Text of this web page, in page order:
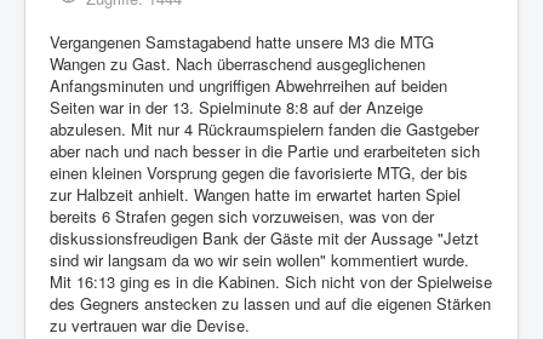
Vergangenen Samstagabend hatte unsere M3 die MTG
Wangen zu Gast. Nach überraschend ausgeglichenen
Anfangsminuten und ungriffigen Abwehrreihen auf beiden
Seiten war in der 13. Spielminute 8:8 auf der Anzeige
abzulesen. Mit nur 4 Rückraumspielern fanden die Gastgeber
aber nach und nach besser in die Partie und erarbeiteten sich
einen kleinen Vorsprung gegen die favorisierte MTG, der bis
zur Halbzeit anhielt. Wangen hatte im erwartet harten Spiel
bereits 6 Strafen gegen sich vorzuweisen, was von der
diskussionsfreudigen Bank der Gäste mit der Aussage "Jetzt
sind wir langsam da wo wir sein wollen" kommentiert wurde.
Mit 16:13 ging es in die Kabinen. Sich nicht von der Spielweise
des Gegners anstecken zu lassen und auf die eigenen Stärken
zu vertrauen war die Devise.